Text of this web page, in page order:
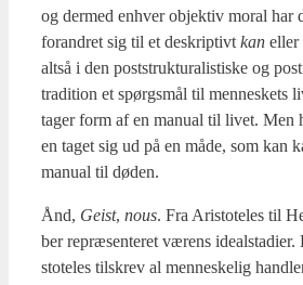
og der­med enhver objek­tiv moral har
for­an­dret sig til et deskrip­tivt kan eller
alt­så i den post­struk­tu­ra­li­sti­ske og
tra­di­tion et spørgs­mål til men­ne­skets
tager form af en manu­al til livet.
en taget sig ud på en måde, som kan
manu­al til døden.
Ånd, Gei­st, nous. Fra Ari­sto­te­les til
ber repræ­sen­te­ret værens ide­alsta­di­er.
sto­te­les til­skrev al men­ne­ske­lig